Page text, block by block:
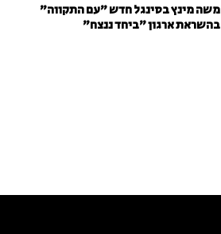
משה מינץ בסינגל חדש ״עם התקווה״
בהשראת ארגון "ביחד ננצח"